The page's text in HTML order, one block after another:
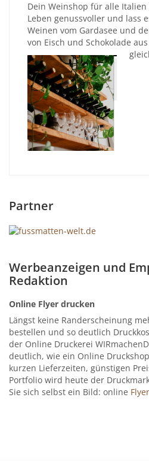
Dein Weinshop für alle Italien
Leben genussvoller und lass
Weinen vom Gardasee und
von Eisch und Schokolade
Partner
Werbeanzeigen und
Redaktion
Online Flyer drucken
Längst keine Randerscheinung
bestellen und so deutlich
der Online Druckerei
deutlich, wie ein Online
kurzen Lieferzeiten, günstigen
Portfolio wird heute der
Sie sich selbst ein Bild: online